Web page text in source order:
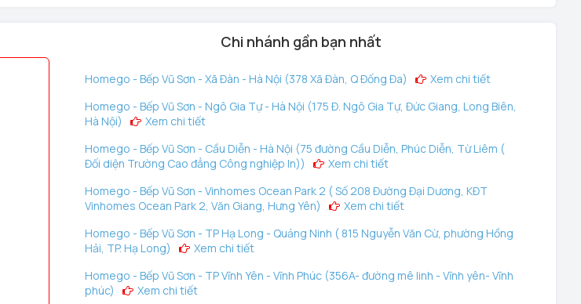
Chi nhánh gần bạn nhất
Homego - Bếp Vũ Sơn - Xã Đàn - Hà Nội (378 Xã Đàn, Q Đống Đa)
Xem chi tiết
Homego - Bếp Vũ Sơn - Ngô Gia Tự - Hà Nội (175 Đ. Ngô Gia Tự, Đức Giang, Long Biên,
Hà Nội)
Xem chi tiết
Homego - Bếp Vũ Sơn - Cầu Diễn - Hà Nội (75 đường Cầu Diễn, Phúc Diễn, Từ Liêm (
Đối diện Trường Cao đẳng Công nghiệp In))
Xem chi tiết
Homego - Bếp Vũ Sơn - Vinhomes Ocean Park 2 ( Số 208 Đường Đại Dương, KĐT
Vinhomes Ocean Park 2, Văn Giang, Hưng Yên)
Xem chi tiết
Homego - Bếp Vũ Sơn - TP Hạ Long - Quảng Ninh ( 815 Nguyễn Văn Cừ, phường Hồng
Hải, TP. Hạ Long)
Xem chi tiết
Homego - Bếp Vũ Sơn - TP Vĩnh Yên - Vĩnh Phúc (356A- đường mê linh - Vĩnh yên- Vĩnh
phúc)
Xem chi tiết